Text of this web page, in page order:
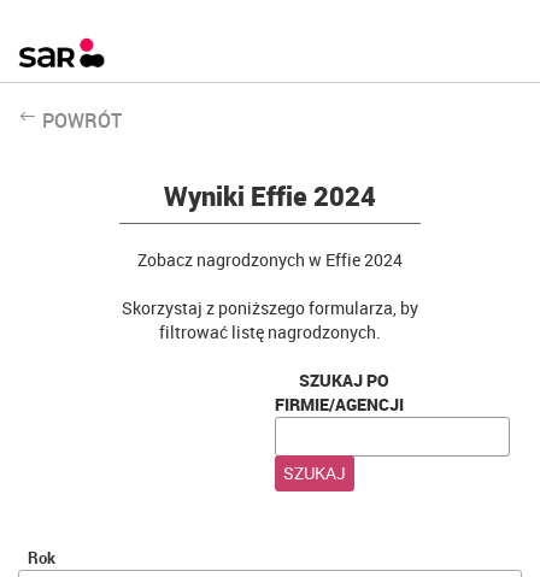
POWRÓT
Wyniki Effie 2024
Zobacz nagrodzonych w Effie 2024
Skorzystaj z poniższego formularza, by
filtrować listę nagrodzonych.
SZUKAJ PO
FIRMIE/AGENCJI
SZUKAJ
Rok